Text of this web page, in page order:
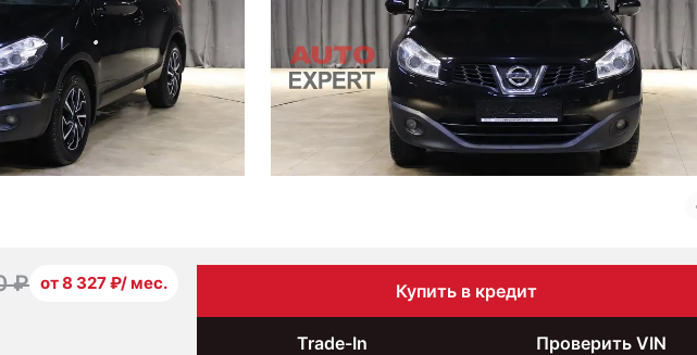
₽ от 8 327 ₽/ мес. Купить в кредит
Trade-In Проверить VIN